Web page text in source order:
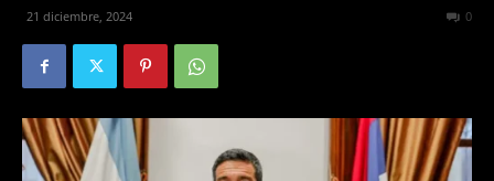
21 diciembre, 2024 0